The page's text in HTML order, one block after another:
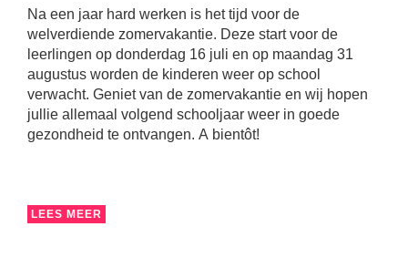
Na een jaar hard werken is het tijd voor de
welverdiende zomervakantie. Deze start voor de
leerlingen op donderdag 16 juli en op maandag 31
augustus worden de kinderen weer op school
verwacht. Geniet van de zomervakantie en wij hopen
jullie allemaal volgend schooljaar weer in goede
gezondheid te ontvangen. A bientôt!
LEES MEER